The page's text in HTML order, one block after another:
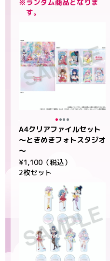
※ランダム商品となりま
す。
A4クリアファイルセット
～ときめきフォトスタジオ
～
¥1,100（税込）
2枚セット